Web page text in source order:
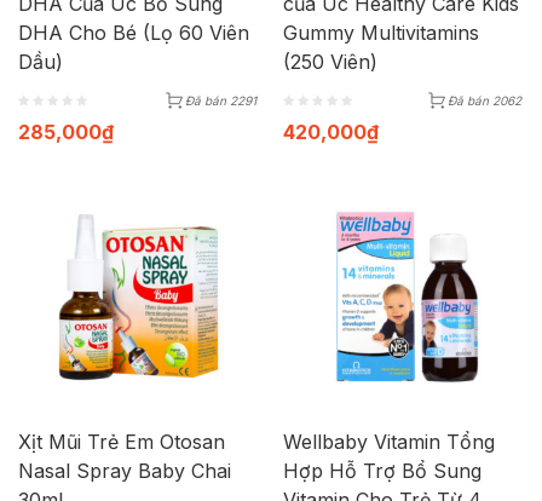
DHA Cho Bé (Lọ 60 Viên
Dầu)
Đã bán 2291
285,000₫
Gummy Multivitamins
(250 Viên)
Đã bán 2062
420,000₫
Xịt Mũi Trẻ Em Otosan
Nasal Spray Baby Chai
Wellbaby Vitamin Tổng
Hợp Hỗ Trợ Bổ Sung